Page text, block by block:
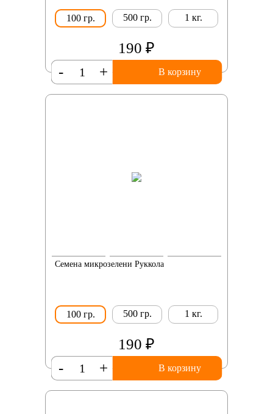
100 гр. 500 гр. 1 кг.
190 ₽
+
- В корзину
Семена микрозелени Руккола
100 гр. 500 гр. 1 кг.
190 ₽
+
- В корзину